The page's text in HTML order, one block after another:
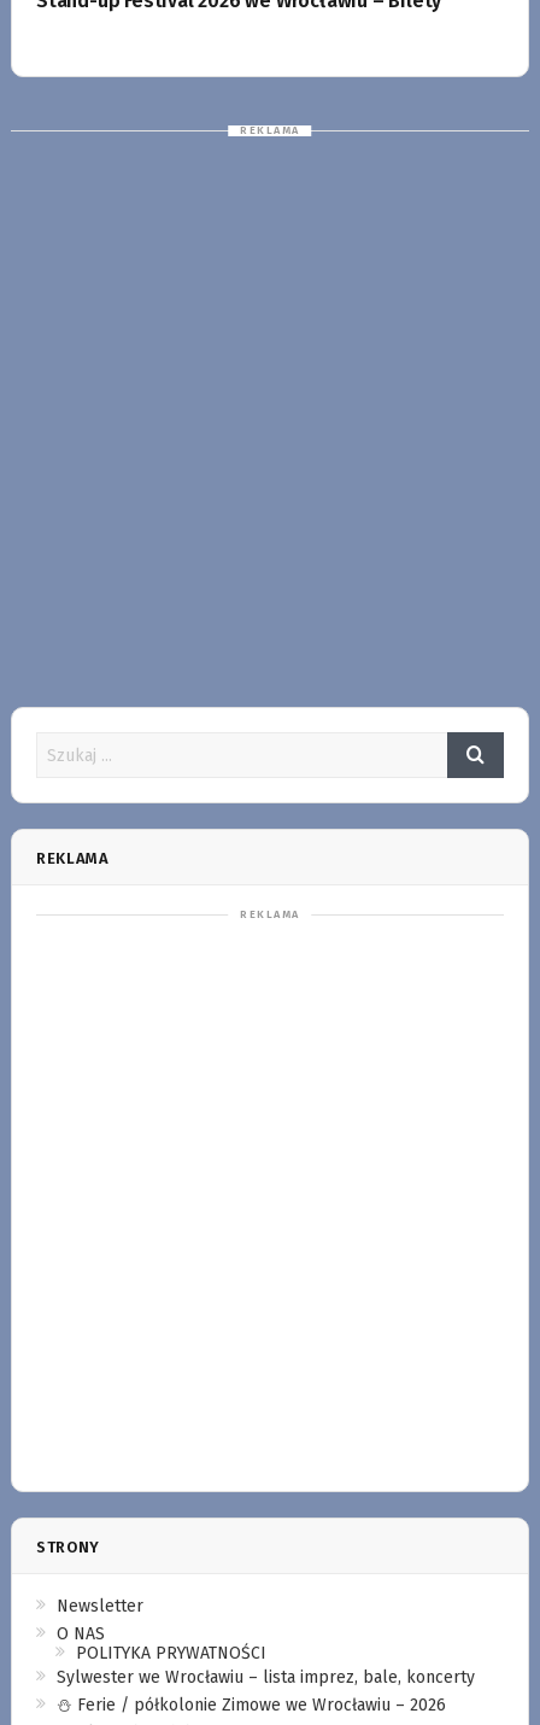
REKLAMA
STRONY
Newsletter
O NAS
POLITYKA PRYWATNOŚCI
Sylwester we Wrocławiu – lista imprez, bale, koncerty
⛄️ Ferie / półkolonie Zimowe we Wrocławiu – 2026